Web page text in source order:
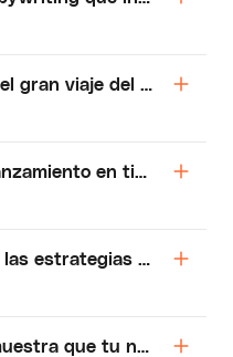
gran viaje del
en tiempo real
las estrategias despues
que tu no eres lo